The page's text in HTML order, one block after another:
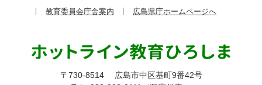
教育委員会庁舎案内
広島県庁ホームページへ
〒730-8514
広島市中区基町9番42号